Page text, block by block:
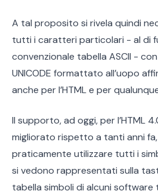
A tal proposito si rivela quindi
tutti i caratteri particolari - al di
convenzionale tabella ASCII -
UNICODE formattato all’uopo
anche per l’HTML e per
Il supporto, ad oggi, per l’HTML
migliorato rispetto a tanti anni
praticamente utilizzare tutti i
si vedono rappresentati sulla
tabella simboli di alcuni software